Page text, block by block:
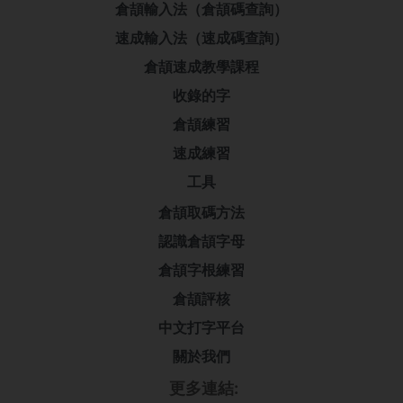
倉頡輸入法（倉頡碼查詢）
速成輸入法（速成碼查詢）
倉頡速成教學課程
收錄的字
倉頡練習
速成練習
工具
倉頡取碼方法
認識倉頡字母
倉頡字根練習
倉頡評核
中文打字平台
關於我們
更多連結: